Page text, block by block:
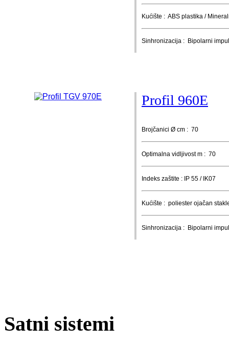
Kućište : ABS plastika /
Sinhronizacija : Bipolarni
Profil 960E
Brojčanici Ø cm : 70
Optimalna vidljivost m : 70
Indeks zaštite : IP 55 / IK07
Kućište : poliester ojačan
Sinhronizacija : Bipolarni
Satni sistemi